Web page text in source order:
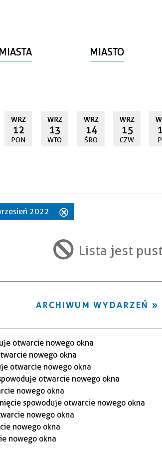
MIASTO
WRZ
12
PON
WRZ
13
WTO
WRZ
14
ŚRO
WRZ
15
CZW
2022
filtr
Lista jest
ARCHIWUM WYDARZEŃ